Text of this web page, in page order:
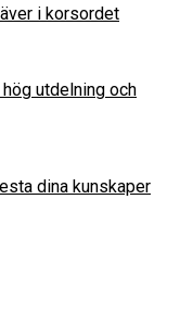
i korsordet
utdelning och
dina kunskaper